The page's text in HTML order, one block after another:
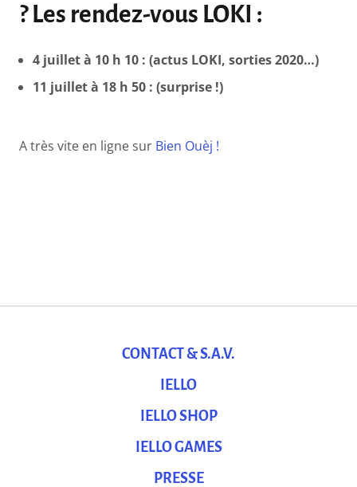
? Les rendez-vous LOKI :
4 juillet à 10 h 10 : (actus LOKI, sorties 2020…)
11 juillet à 18 h 50 : (surprise !)
A très vite en ligne sur Bien Ouèj !
CONTACT & S.A.V.
IELLO
IELLO SHOP
IELLO GAMES
PRESSE